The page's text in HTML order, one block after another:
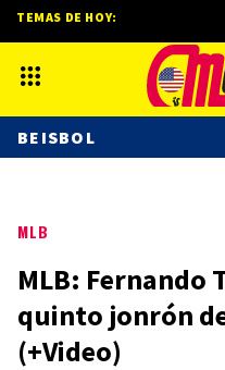
MLB
MLB: Fernando
quinto jonrón
(+Video)
TEMAS DE HOY:
BEISBOL